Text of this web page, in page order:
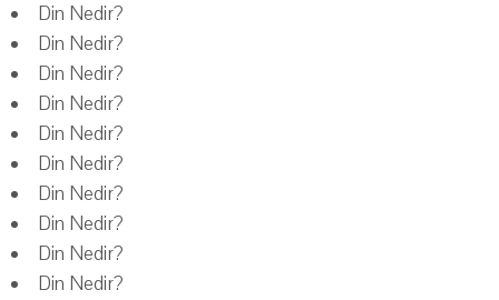
Din Nedir?
Din Nedir?
Din Nedir?
Din Nedir?
Din Nedir?
Din Nedir?
Din Nedir?
Din Nedir?
Din Nedir?
Din Nedir?